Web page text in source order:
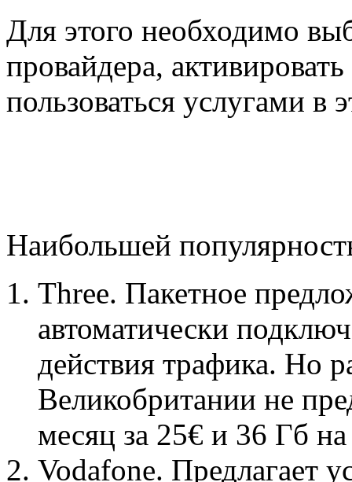
Для этого необходимо
провайдера,
пользоваться услугами в
Наибольшей
Three. Пакетное
автоматически
действия трафика. Но
Великобритании не
месяц за 25€ и 36 Гб
Vodafone. Предлагает